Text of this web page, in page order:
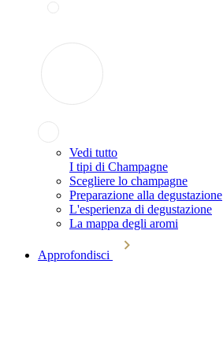
Vedi tutto
I tipi di Champagne
Scegliere lo champagne
Preparazione alla degustazione
L'esperienza di degustazione
La mappa degli aromi
Approfondisci